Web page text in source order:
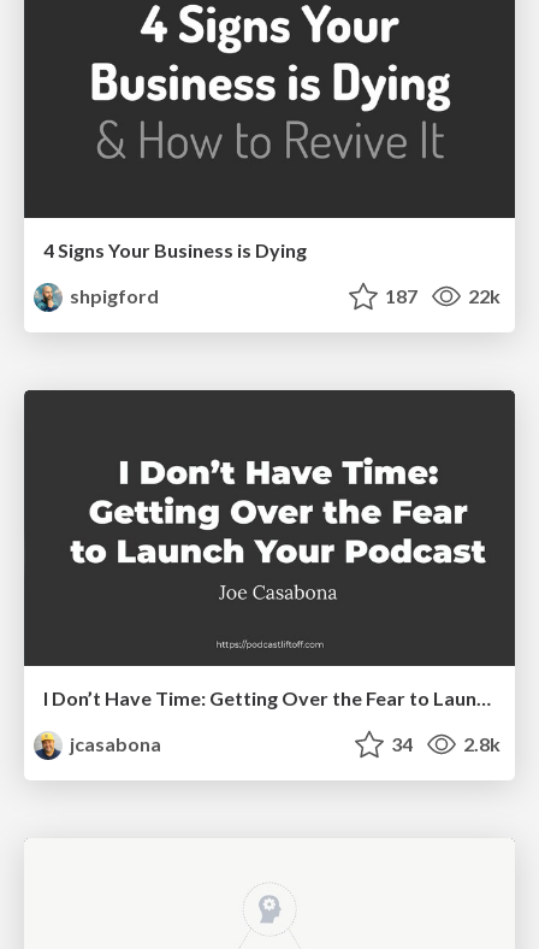
4 Signs Your Business is Dying
shpigford
187 22k
I Don’t Have Time: Getting Over the Fear to Launch Your Podcast
jcasabona
34 2.8k